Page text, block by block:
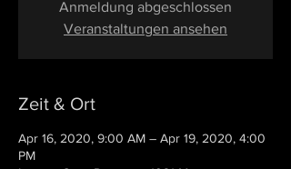
Anmeldung abgeschlossen
Veranstaltungen ansehen
Zeit & Ort
Apr 16, 2020, 9:00 AM – Apr 19, 2020, 4:00
PM